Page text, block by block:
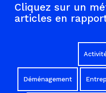
Cliquez sur un
articles en
Déménagement